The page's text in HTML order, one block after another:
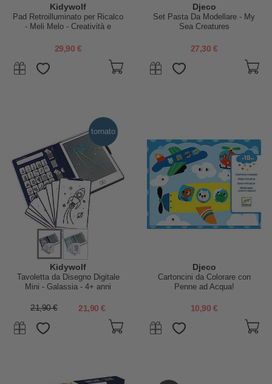
Kidywolf
Pad Retroilluminato per Ricalco
- Meli Melo - Creatività e
anni
29,90 €
Djeco
Set Pasta Da Modellare - My
Sea Creatures
27,30 €
tornato
Kidywolf
Tavoletta da Disegno Digitale
Mini - Galassia - 4+ anni
21,90 € 21,90 €
Djeco
Cartoncini da Colorare con
Penne ad Acqua!
10,90 €